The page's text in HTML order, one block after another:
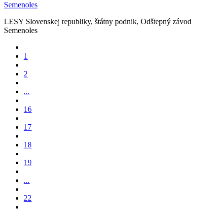
Semenoles
LESY Slovenskej republiky, štátny podnik, Odštepný závod
Semenoles
1
2
...
16
17
18
19
...
22